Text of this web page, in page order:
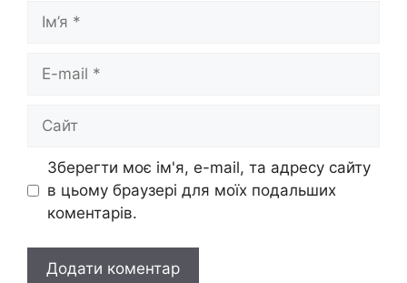
mail
Зберегти моє ім'я, e-mail, та адресу сайту
в цьому браузері для моїх подальших
коментарів.